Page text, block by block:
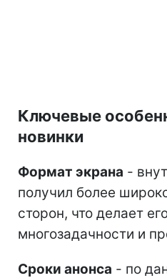
Ключевые
новинки
Формат экрана -
получил более
сторон, что делает
многозадачности и
Сроки анонса - по